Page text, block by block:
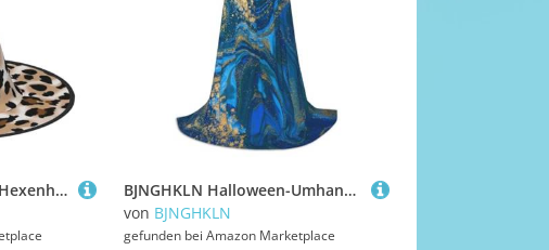
BJNGHKLN Halloween-Hexenhut für Damen, Leopardenmuster, Partyhut für Halloween, Feste, Cosplay, Kostüm-Ensemble
BJNGHKLN Halloween-Umhang mit Kapuze, bodenlang, abstrakter Marmorsteindruck, langer Kapuzenumhang für Teenager
von BJNGHKLN
gefunden bei Amazon Marketplace